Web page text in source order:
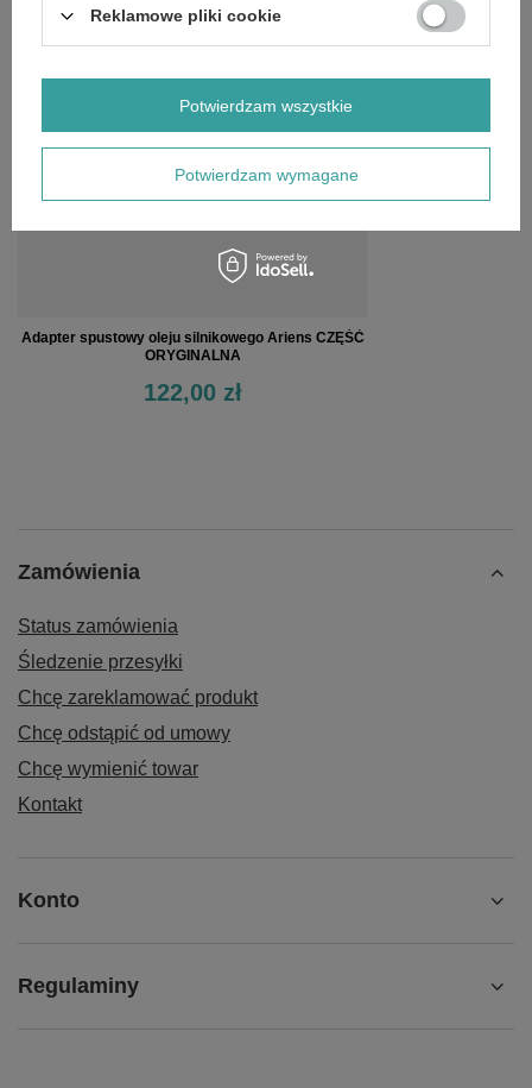
OSTATNIO OGLĄDANE
Adapter spustowy oleju silnikowego Ariens CZĘŚĆ
ORYGINALNA
122,00 zł
Zamówienia
Status zamówienia
Śledzenie przesyłki
Chcę zareklamować produkt
Chcę odstąpić od umowy
Chcę wymienić towar
Kontakt
Konto
Regulaminy
Reklamowe pliki cookie
Potwierdzam wymagane
Potwierdzam wszystkie